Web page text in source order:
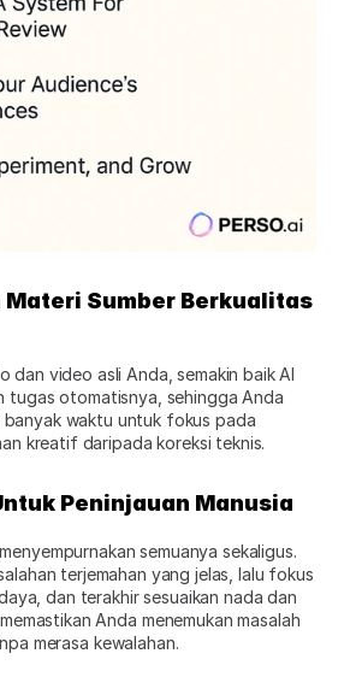
Materi Sumber Berkualitas
dan video asli Anda, semakin baik AI
tugas otomatisnya, sehingga Anda
banyak waktu untuk fokus pada
kreatif daripada koreksi teknis.
Peninjauan Manusia
semuanya sekaligus.
terjemahan yang jelas, lalu fokus
dan terakhir sesuaikan nada dan
Anda menemukan masalah
merasa kewalahan.